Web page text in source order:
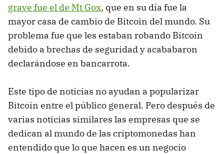
grave fue el de Mt Gox, que en su día fue la
mayor casa de cambio de Bitcoin del mundo. Su
problema fue que les estaban robando Bitcoin
debido a brechas de seguridad y acababaron
declarándose en bancarrota.
Este tipo de noticias no ayudan a popularizar
Bitcoin entre el público general. Pero después de
varias noticias similares las empresas que se
dedican al mundo de las criptomonedas han
entendido que lo que hacen es un negocio